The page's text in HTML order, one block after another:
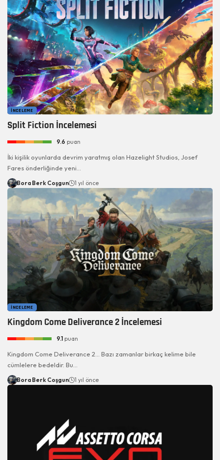
İNCELEME
Split Fiction İncelemesi
9.6 puan
İki kişilik oyunlarda devrim yaratmış olan Hazelight Studios, Josef
Fares önderliğinde yeni…
Bora Berk Coşgun 1 yıl önce
İNCELEME
Kingdom Come Deliverance 2 İncelemesi
9.1 puan
Kingdom Come Deliverance 2... Bazı zamanlar birkaç kelime bile
cümlelere bedeldir. Bu…
Bora Berk Coşgun 1 yıl önce